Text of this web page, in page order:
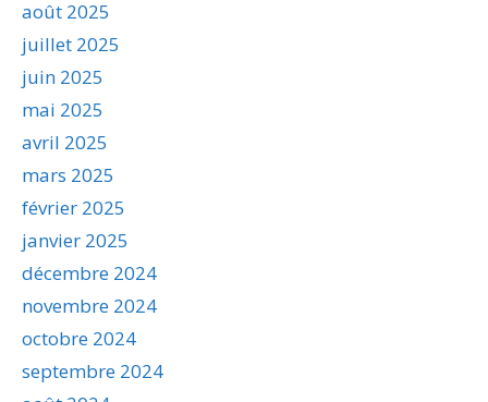
août 2025
juillet 2025
juin 2025
mai 2025
avril 2025
mars 2025
février 2025
janvier 2025
décembre 2024
novembre 2024
octobre 2024
septembre 2024